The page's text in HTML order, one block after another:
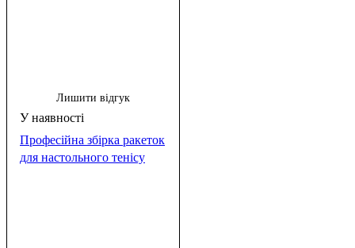
Лишити відгук
Професійна збірка ракеток
для настольного тенісу